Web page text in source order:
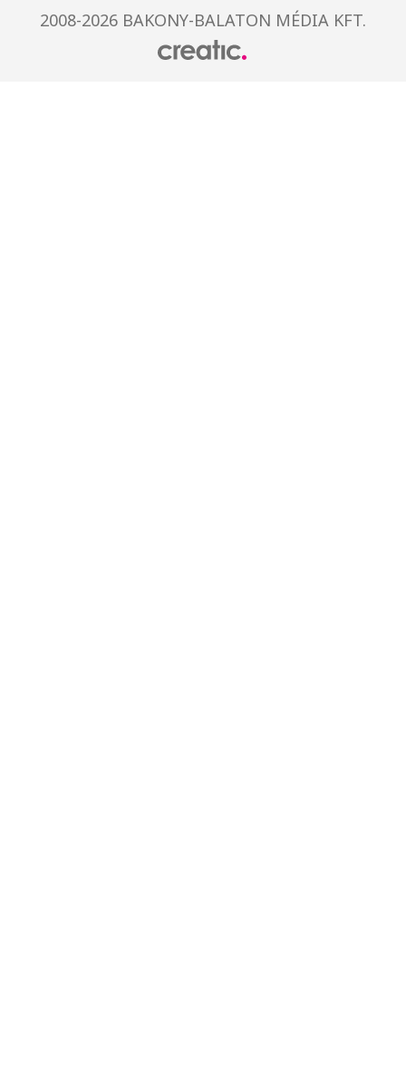
2008-2026 BAKONY-BALATON MÉDIA KFT.